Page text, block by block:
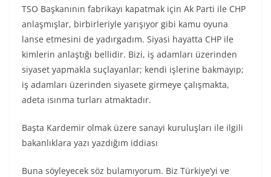
TSO Başkanının fabrikayı kapatmak için Ak Parti ile CHP
anlaşmışlar, birbirleriyle yarışıyor gibi kamu oyuna
lanse etmesini de yadırgadım. Siyasi hayatta CHP ile
kimlerin anlaştığı bellidir. Bizi, iş adamları üzerinden
siyaset yapmakla suçlayanlar; kendi işlerine bakmayıp;
iş adamları üzerinden siyasete girmeye çalışmakta,
adeta ısınma turları atmaktadır.
Başta Kardemir olmak üzere sanayi kuruluşları ile ilgili
bakanlıklara yazı yazdığım iddiası
Buna söyleyecek söz bulamıyorum. Biz Türkiye’yi ve